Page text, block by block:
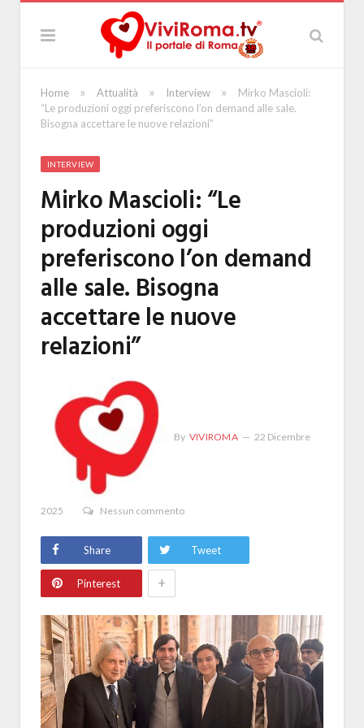
Home » Attualità » Interview »
Mirko Mascioli:
“Le produzioni oggi preferiscono l’on demand alle sale.
Bisogna accettare le nuove relazioni”
INTERVIEW
Mirko Mascioli: “Le
produzioni oggi
preferiscono l’on demand
alle sale. Bisogna
accettare le nuove
relazioni”
By VIVIROMA 22 Dicembre
2025 Nessun commento
Share Tweet
Pinterest +